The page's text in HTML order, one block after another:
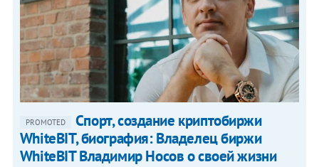
PROMOTED
Спорт, создание криптобиржи
WhiteBIT, биография: Владелец биржи
WhiteBIT Владимир Носов о своей жизни